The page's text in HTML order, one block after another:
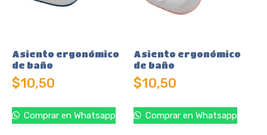
Asiento ergonómico
de baño
$10,50
Comprar en Whatsapp
Asiento ergonómico
de baño
$10,50
Comprar en Whatsapp